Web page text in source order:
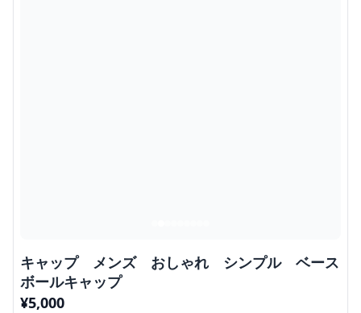
キャップ メンズ おしゃれ シンプル ベース
ボールキャップ
¥5,000